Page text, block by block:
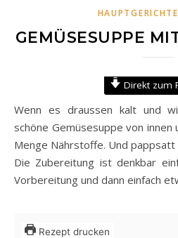
HAUPTGERICHTE
GEMÜSESUPPE
Direkt zum
Wenn es draussen kalt und winterlich ist, wärmt eine
schöne Gemüsesuppe von
Menge Nährstoffe. Und pappsatt
Die Zubereitung ist denkbar
Vorbereitung und dann einfach
Rezept drucken